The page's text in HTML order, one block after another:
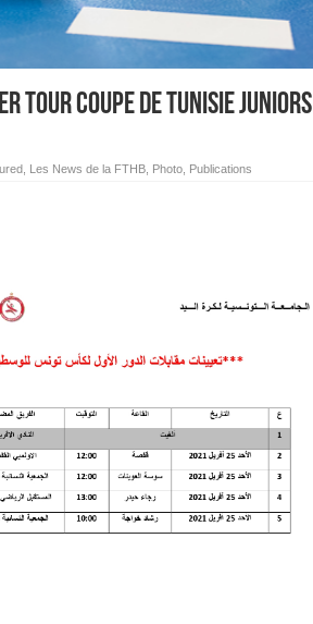
Tour Coupe de Tunisie Juniors
Les News de la FTHB Photo Publications